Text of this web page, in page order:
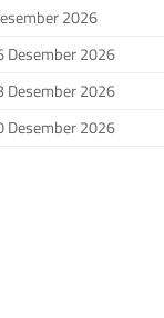
2026
Desember 2026
Desember 2026
Desember 2026